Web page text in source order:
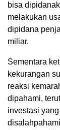
bisa
melakukan
dipidana
miliar.
Sementara
kekurangan
reaksi
dipahami,
investasi